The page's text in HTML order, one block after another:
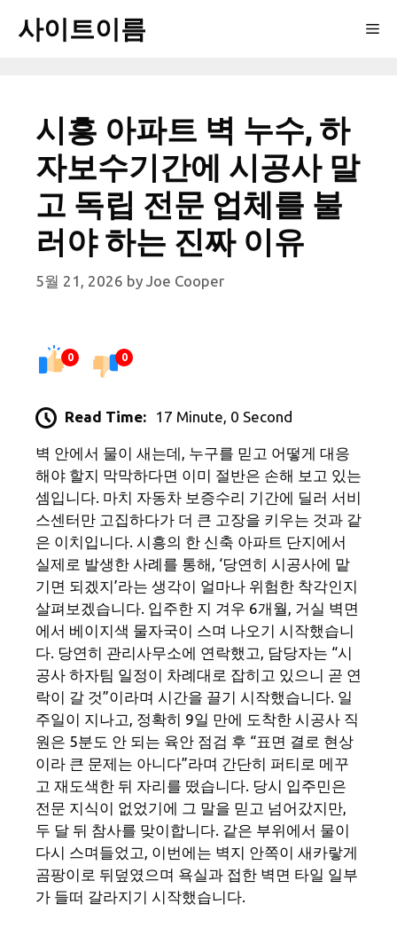
사이트이름
시흥 아파트 벽 누수, 하
자보수기간에 시공사 말
고 독립 전문 업체를 불
러야 하는 진짜 이유
5월 21, 2026 by Joe Cooper
0 0
Read Time: 17 Minute, 0 Second
벽 안에서 물이 새는데, 누구를 믿고 어떻게 대응
해야 할지 막막하다면 이미 절반은 손해 보고 있는
셈입니다. 마치 자동차 보증수리 기간에 딜러 서비
스센터만 고집하다가 더 큰 고장을 키우는 것과 같
은 이치입니다. 시흥의 한 신축 아파트 단지에서
실제로 발생한 사례를 통해, ‘당연히 시공사에 맡
기면 되겠지’라는 생각이 얼마나 위험한 착각인지
살펴보겠습니다. 입주한 지 겨우 6개월, 거실 벽면
에서 베이지색 물자국이 스며 나오기 시작했습니
다. 당연히 관리사무소에 연락했고, 담당자는 “시
공사 하자팀 일정이 차례대로 잡히고 있으니 곧 연
락이 갈 것”이라며 시간을 끌기 시작했습니다. 일
주일이 지나고, 정확히 9일 만에 도착한 시공사 직
원은 5분도 안 되는 육안 점검 후 “표면 결로 현상
이라 큰 문제는 아니다”라며 간단히 퍼티로 메꾸
고 재도색한 뒤 자리를 떴습니다. 당시 입주민은
전문 지식이 없었기에 그 말을 믿고 넘어갔지만,
두 달 뒤 참사를 맞이합니다. 같은 부위에서 물이
다시 스며들었고, 이번에는 벽지 안쪽이 새카랗게
곰팡이로 뒤덮였으며 욕실과 접한 벽면 타일 일부
가 들떠 갈라지기 시작했습니다.